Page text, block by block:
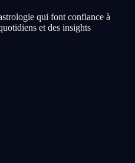
qui font confiance à
et des insights